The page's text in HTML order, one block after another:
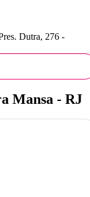
Dutra, 276 -
Mansa - RJ